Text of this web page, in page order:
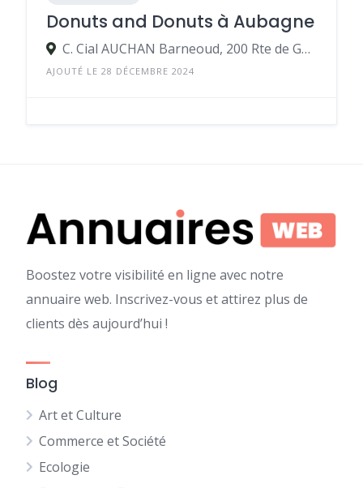
Donuts and Donuts à Aubagne
C. Cial AUCHAN Barneoud, 200 Rte de Gémenos 13400 Aubagne
AJOUTÉ LE 28 DÉCEMBRE 2024
Boostez votre visibilité en ligne avec notre
annuaire web. Inscrivez-vous et attirez plus de
clients dès aujourd’hui !
Blog
Art et Culture
Commerce et Société
Ecologie